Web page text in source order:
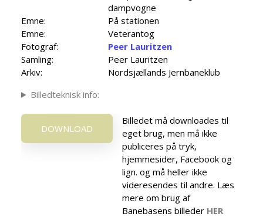
dampvogne
Emne:
På stationen
Emne:
Veterantog
Fotograf:
Peer Lauritzen
Samling:
Peer Lauritzen
Arkiv:
Nordsjællands Jernbaneklub
Billedteknisk info:
DOWNLOAD
Billedet må downloades til
eget brug, men må ikke
publiceres på tryk,
hjemmesider, Facebook og
lign. og må heller ikke
videresendes til andre. Læs
mere om brug af
Banebasens billeder HER